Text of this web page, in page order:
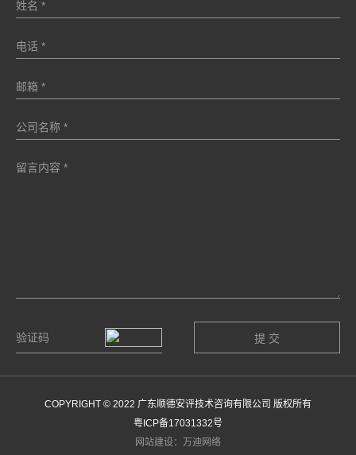
COPYRIGHT © 2022 广东顺德安评技术咨询有限公司 版权所有
粤ICP备17031332号
网站建设：万迪网络